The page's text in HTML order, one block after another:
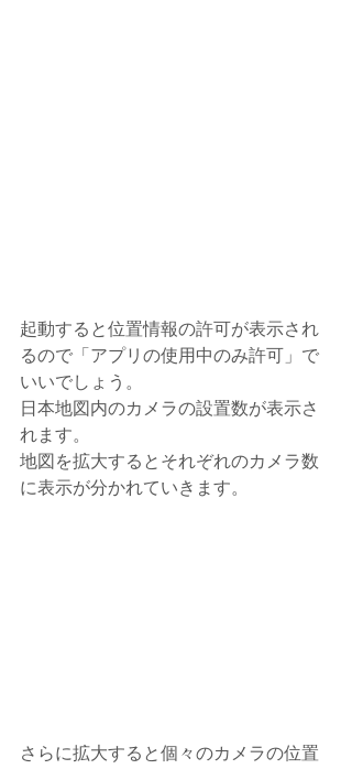
起動すると位置情報の許可が表示され
るので「アプリの使用中のみ許可」で
いいでしょう。
日本地図内のカメラの設置数が表示さ
れます。
地図を拡大するとそれぞれのカメラ数
に表示が分かれていきます。
さらに拡大すると個々のカメラの位置